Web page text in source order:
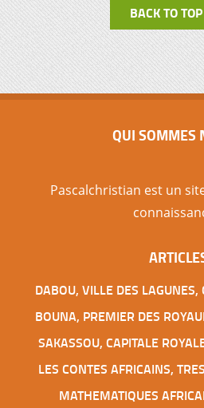
BACK TO TOP
QUI SOMMES
Pascalchristian est un
MATHEMATIQUES